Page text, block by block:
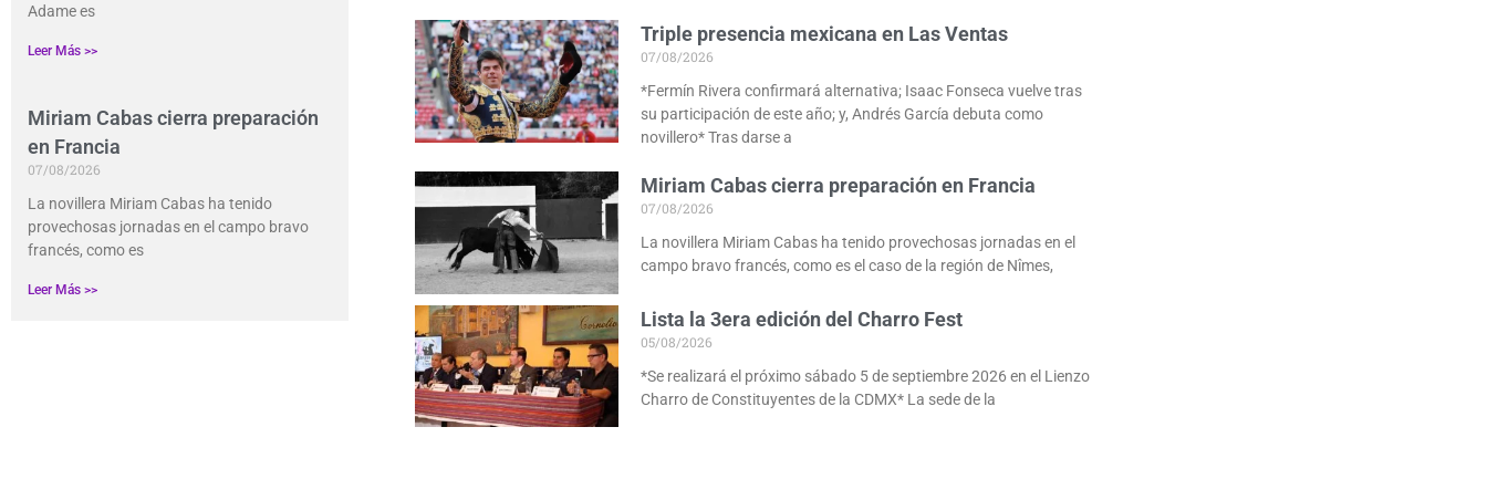
Adame es
Leer Más >>
Miriam Cabas cierra preparación
en Francia
07/08/2026
La novillera Miriam Cabas ha tenido
provechosas jornadas en el campo bravo
francés, como es
Leer Más >>
Triple presencia mexicana en Las Ventas
07/08/2026
*Fermín Rivera confirmará alternativa; Isaac Fonseca vuelve tras
su participación de este año; y, Andrés García debuta como
novillero* Tras darse a
Miriam Cabas cierra preparación en Francia
07/08/2026
La novillera Miriam Cabas ha tenido provechosas jornadas en el
campo bravo francés, como es el caso de la región de Nîmes,
Lista la 3era edición del Charro Fest
05/08/2026
*Se realizará el próximo sábado 5 de septiembre 2026 en el Lienzo
Charro de Constituyentes de la CDMX* La sede de la